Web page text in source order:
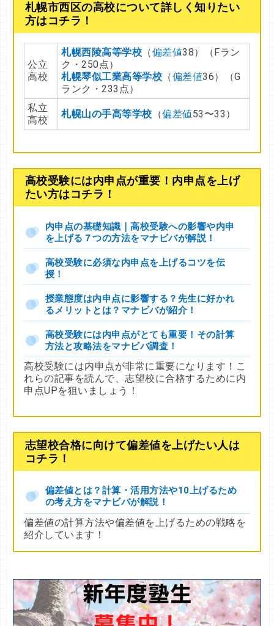
札幌市西区の高校について詳しく知りたい
方はコチラ！
公立
高校
札幌西陵高等学校 （偏差値38）（Fラン
ク・250点）
札幌琴似工業高等学校 （偏差値36）（G
ランク・233点）
私立
高校
札幌山の手高等学校 （偏差値53〜33）
高校受験には内申点が重要！内申点を上げ
たい方はコチラ！
内申点の基礎知識｜高校受験への影響や内申
を上げる７つの方法をマナビバが解説！
高校受験に必須な内申点を上げるコツを伝
授！
授業態度は内申点に影響する？先生に好かれ
るメリットとは？マナビバが紹介！
高校受験には内申点がとても重要！その計算
方法と攻略法をマナビバ調査！
高校受験には内申点が非常に重要になります！こ
れらの記事を読んで、志望校に合格するために内
申点UPを狙いましょう！
志望校合格に向けて偏差値を上げたい人は
コチラ！
偏差値とは？計算・活用方法や10上げるため
の考え方をマナビバが解説！
偏差値の計算方法や偏差値を上げるための戦略を
紹介しています！